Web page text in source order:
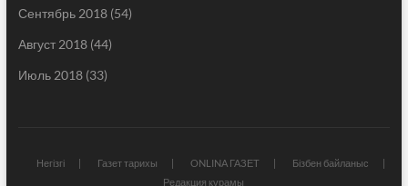
Сентябрь 2018(54)
Август 2018(44)
Июль 2018(33)
Негізгі Газет тарихы ONLINA ГАЗЕТ
Бізбен байланыс
Редакция құрамы